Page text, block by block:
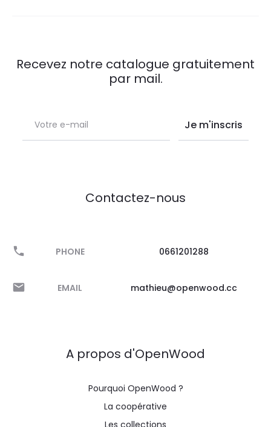
s
e
Recevez notre catalogue gratuitement
par mail.
Contactez-nous
PHONE 0661201288
EMAIL mathieu@openwood.cc
A propos d'OpenWood
Pourquoi OpenWood ?
La coopérative
Les collections